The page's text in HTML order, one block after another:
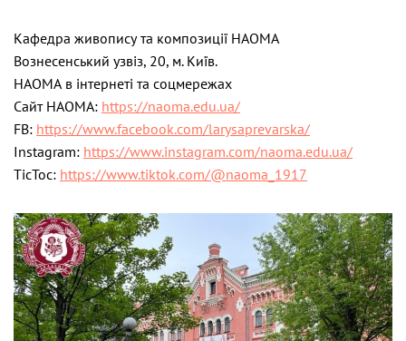
Кафедра живопису та композиції НАОМА
Вознесенський узвіз, 20, м. Київ.
НАОМА в інтернеті та соцмережах
Cайт НАОМА: https://naoma.edu.ua/
FB: https://www.facebook.com/larysaprevarska/
Instagram: https://www.instagram.com/naoma.edu.ua/
TicToc: https://www.tiktok.com/@naoma_ 1917